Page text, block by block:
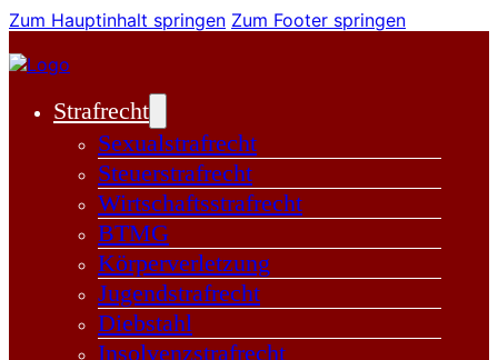
Zum Hauptinhalt springen Zum Footer springen
Strafrecht
Sexualstrafrecht
Steuerstrafrecht
Wirtschaftsstrafrecht
BTMG
Körperverletzung
Jugendstrafrecht
Diebstahl
Insolvenzstrafrecht